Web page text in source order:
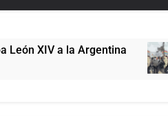
a la Argentina